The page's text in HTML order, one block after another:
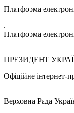
Платформа
.
Платформа
ПРЕЗИДЕНТ
Офіційне інтернет-
Верховна Рада